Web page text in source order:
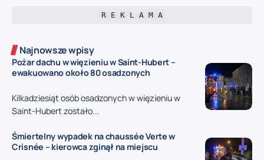
R E K L A M A
Najnowsze wpisy
Pożar dachu w więzieniu w Saint-Hubert –
ewakuowano około 80 osadzonych
Kilkadziesiąt osób osadzonych w więzieniu w
Saint-Hubert zostało...
Śmiertelny wypadek na chaussée Verte w
Crisnée – kierowca zginął na miejscu